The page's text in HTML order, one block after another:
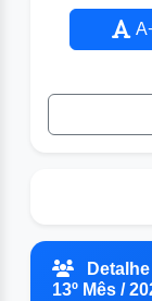
13º Mês /